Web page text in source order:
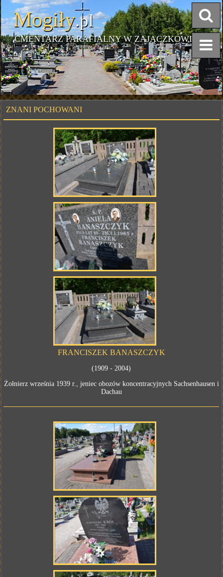
Mogiły.pl
CMENTARZ PARAFIALNY W ZAJĄCZKOWIE
ZNANI POCHOWANI
FRANCISZEK BANASZCZYK
(1909 - 2004)
Żołnierz września 1939 r., jeniec obozów koncentracyjnych Sachsenhausen i
Dachau